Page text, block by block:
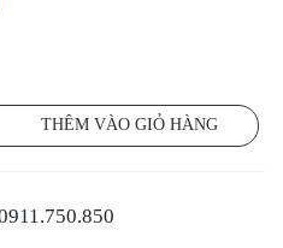
THÊM VÀO GIỎ HÀNG